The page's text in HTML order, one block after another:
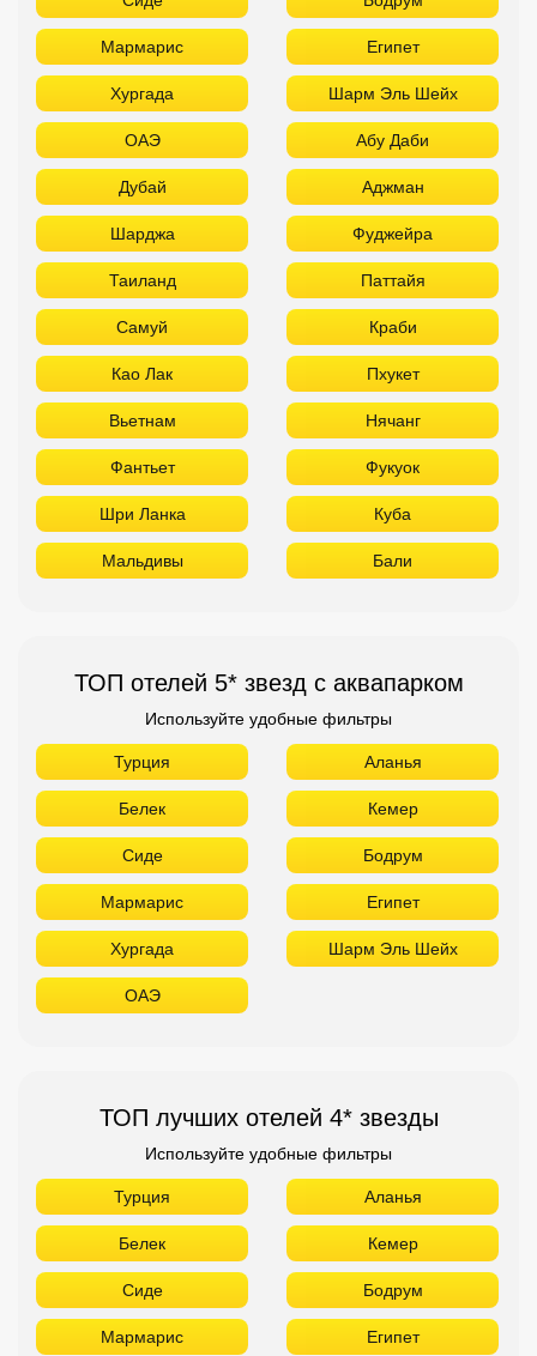
Мармарис Египет
Хургада Шарм Эль Шейх
ОАЭ Абу Даби
Дубай Аджман
Шарджа Фуджейра
Таиланд Паттайя
Самуй Краби
Као Лак Пхукет
Вьетнам Нячанг
Фантьет Фукуок
Шри Ланка Куба
Мальдивы Бали
ТОП отелей 5* звезд с аквапарком
Используйте удобные фильтры
Турция Аланья
Белек Кемер
Сиде Бодрум
Мармарис Египет
Хургада Шарм Эль Шейх
ОАЭ
ТОП лучших отелей 4* звезды
Используйте удобные фильтры
Турция Аланья
Белек Кемер
Сиде Бодрум
Мармарис Египет